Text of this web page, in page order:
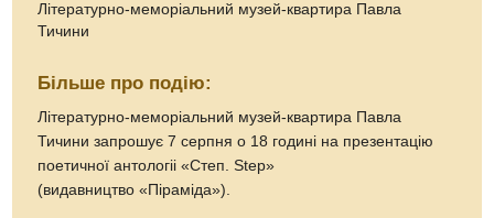
Літературно-меморіальний музей-квартира Павла
Тичини
Більше про подію:
Літературно-меморіальний музей-квартира Павла
Тичини запрошує 7 серпня о 18 годині на презентацію
поетичної антологіі «Степ. Step»
(видавництво «Піраміда»).